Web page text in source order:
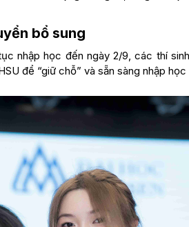
bổ sung
nhập học đến ngày 2/9, các thí
để “giữ chỗ” và sẵn sàng nhập học